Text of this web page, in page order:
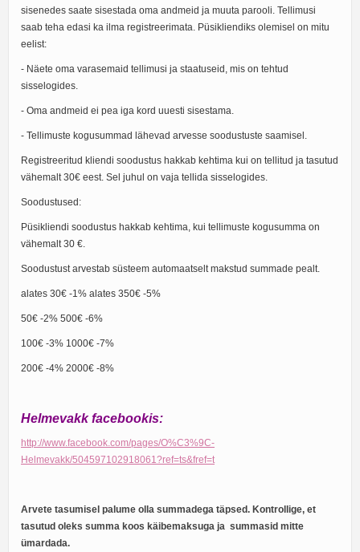
sisenedes saate sisestada oma andmeid ja muuta parooli. Tellimusi
saab teha edasi ka ilma registreerimata. Püsikliendiks olemisel on mitu
eelist:
- Näete oma varasemaid tellimusi ja staatuseid, mis on tehtud
sisselogides.
- Oma andmeid ei pea iga kord uuesti sisestama.
- Tellimuste kogusummad lähevad arvesse soodustuste saamisel.
Registreeritud kliendi soodustus hakkab kehtima kui on tellitud ja tasutud
vähemalt 30€ eest. Sel juhul on vaja tellida sisselogides.
Soodustused:
Püsikliendi soodustus hakkab kehtima, kui tellimuste kogusumma on
vähemalt 30 €.
Soodustust arvestab süsteem automaatselt makstud summade pealt.
alates 30€ -1% alates 350€ -5%
50€ -2% 500€ -6%
100€ -3% 1000€ -7%
200€ -4% 2000€ -8%
Helmevakk facebookis:
http://www.facebook.com/pages/O%C3%9C-
Helmevakk/504597102918061?ref=ts&fref=t
Arvete tasumisel palume olla summadega täpsed. Kontrollige, et
tasutud oleks summa koos käibemaksuga ja summasid mitte
ümardada.